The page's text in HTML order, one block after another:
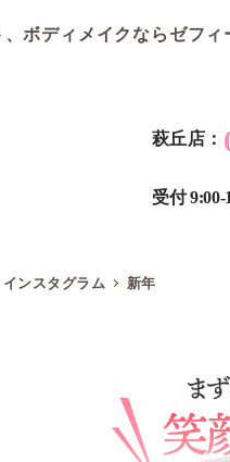
ボディメイクならゼフィ
萩丘店：
受付
インスタグラム 新年